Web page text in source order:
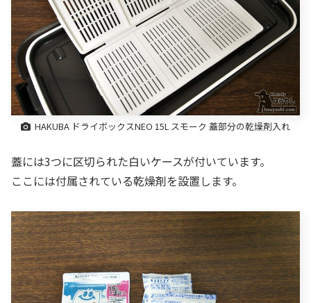
HAKUBA ドライボックスNEO 15L スモーク 蓋部分の乾燥剤入れ
蓋には3つに区切られた白いケースが付いています。
ここには付属されている乾燥剤を設置します。